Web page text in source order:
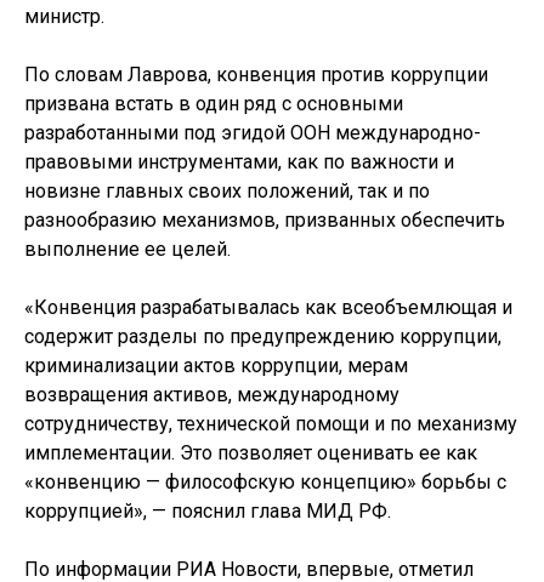
министр.
По словам Лаврова, конвенция против коррупции
призвана встать в один ряд с основными
разработанными под эгидой ООН международно-
правовыми инструментами, как по важности и
новизне главных своих положений, так и по
разнообразию механизмов, призванных обеспечить
выполнение ее целей.
«Конвенция разрабатывалась как всеобъемлющая и
содержит разделы по предупреждению коррупции,
криминализации актов коррупции, мерам
возвращения активов, международному
сотрудничеству, технической помощи и по механизму
имплементации. Это позволяет оценивать ее как
«конвенцию — философскую концепцию» борьбы с
коррупцией», — пояснил глава МИД РФ.
По информации РИА Новости, впервые, отметил